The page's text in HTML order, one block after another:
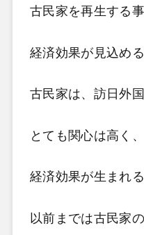
古民家を再生する
経済効果が見込め
古民家は、訪日外
とても関心は高く
経済効果が生まれる
以前までは古民家